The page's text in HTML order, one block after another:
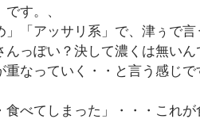
です。、
」「アッサリ系」で、津ぅで
んっぽい？決して濃くは無い
重なっていく・・と言う感じで
食べてしまった」・・・これ